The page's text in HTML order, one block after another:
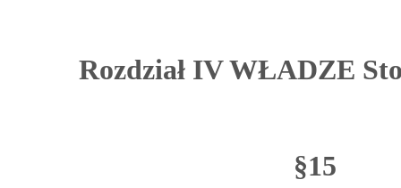
Rozdział IV WŁADZE
§15